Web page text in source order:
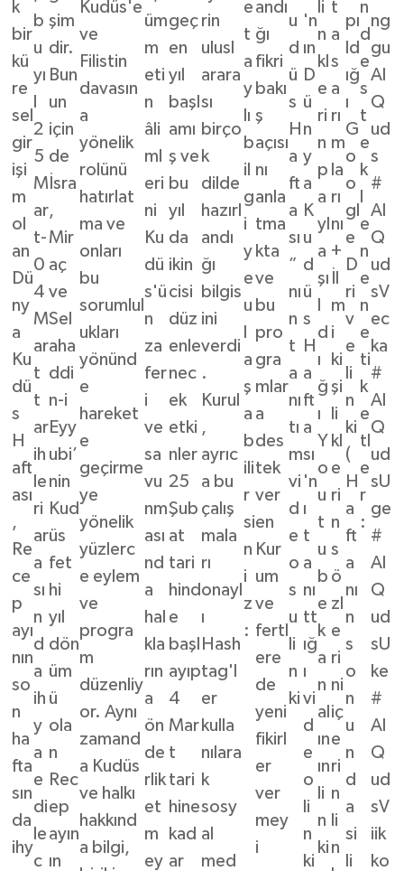
k
bir
kü
re
sel
gir
işi
m
ol
an
Dü
ny
a
Ku
dü
s
H
aft
ası
,
Re
ce
p
ayı
nın
so
n
ha
fta
sın
da
ihy
b
u
yı
2
5
M
ar
t-
0
4
M
ar
t
t
ar
ih
le
ri
ar
a
sı
n
d
a
ih
y
a
e
di
le
c
şim
dir.
Bun
un
için
de
İsra
,
Mir
aç
ve
Sel
aha
ddi
n-i
Eyy
ubi’
nin
Kud
üs
fet
hi
yıl
dön
üm
ü
ola
n
Rec
ep
ayın
ın
Kudüs'e
ve
Filistin
davasın
a
yönelik
rolünü
hatırlat
ma ve
onları
bu
sorumlul
ukları
yönünd
e
hareket
e
geçirme
ye
yönelik
yüzlerc
e eylem
ve
progra
m
düzenliy
or. Aynı
zamand
a Kudüs
ve halkı
hakkınd
a bilgi,
üm
m
eti
n
âli
ml
eri
ni
Ku
dü
s'ü
n
za
fer
i
ve
sa
vu
nm
ası
nd
a
hal
kla
rın
a
ön
de
rlik
et
m
ey
geç
en
yıl
başl
amı
ş ve
bu
yıl
da
ikin
cisi
düz
enle
nec
ek
etki
nler
25
Şub
at
tari
hind
e
başl
ayıp
4
Mar
t
tari
hine
kad
ar
rin
ulusl
arara
sı
birço
k
dilde
hazırl
andı
ğı
bilgis
ini
verdi
.
Kurul
,
ayrıc
a bu
çalış
mala
rı
onayl
ı
Hash
tag'l
er
kulla
nılara
k
sosy
al
med
e
t
a
y
lı
b
il
g
i
y
e
u
a
ş
a
b
ili
r
si
n
i
z
:
andı
ğı
fikri
bakı
ş
açısı
nı
anla
tma
kta
ve
bu
pro
gra
mlar
a
des
tek
ver
en
Kur
um
ve
fertl
ere
de
yeni
fikirl
er
ver
mey
i
u
d
ü
s
H
a
ft
a
sı
”
nı
n
t
a
nı
tı
m
vi
d
e
o
s
u
li
n
ki
'n
ın
D
ü
n
y
a
K
u
d
ü
s
H
a
ft
a
sı
'n
ı
t
a
nı
tt
ığ
ı
vi
d
e
o
li
n
ki
li
n
kl
e
ri
n
p
a
yl
a
şı
d
ı
ğ
ı
Y
o
u
t
u
b
e
k
a
n
al
ın
ın
li
n
ki
t
a
s
a
rı
m
la
rı
nı
+
m
i
ki
şi
li
kl
e
ri
n
s
ö
zl
e
ri
ni
iç
e
ri
n
li
n
pı
ld
ığ
ı
G
o
o
gl
e
D
ri
v
e
li
n
ki
(
H
a
ft
a
nı
n
s
o
n
u
n
d
a
si
li
n
d
e
s
t
e
k
e
n
e
n
e
ti
k
e
tl
e
r
:
ng
gu
Al
Q
ud
s
#
Al
Q
ud
sV
ec
ka
#
Al
Q
ud
sU
ge
#
Al
Q
ud
sU
ke
#
Al
Q
ud
sV
iik
ko